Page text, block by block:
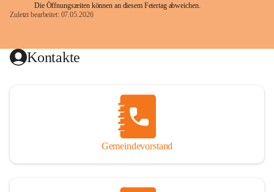
Die Öffnungszeiten können an diesem Feiertag abweichen.
Zuletzt bearbeitet: 07.05.2026
Kontakte
Gemeindevorstand